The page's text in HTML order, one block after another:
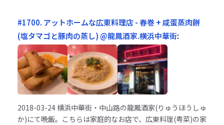
#1700. アットホームな広東料理店 - 春巻 + 咸蛋蒸肉餅
(塩タマゴと豚肉の蒸し) @龍鳳酒家.横浜中華街:
2018-03-24横浜中華街・中山路の龍鳳酒家(りゅうほうしゅ
か)にて晩飯。こちらは家庭的なお店で、広東料理(粤菜)の家